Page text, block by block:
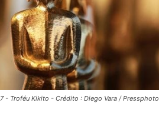
- Troféu Kikito - Crédito : Diego Vara / Pressphoto